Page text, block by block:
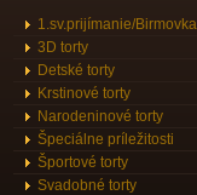
1.sv.prijímanie/Birmovka
3D torty
Detské torty
Krstinové torty
Narodeninové torty
Špeciálne príležitosti
Športové torty
Svadobné torty